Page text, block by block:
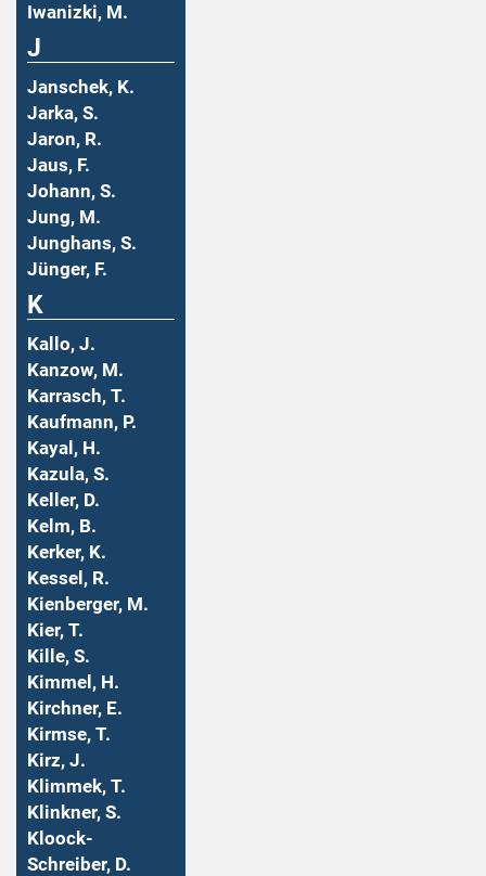
Iwanizki, M.
J
Janschek, K.
Jarka, S.
Jaron, R.
Jaus, F.
Johann, S.
Jung, M.
Junghans, S.
Jünger, F.
K
Kallo, J.
Kanzow, M.
Karrasch, T.
Kaufmann, P.
Kayal, H.
Kazula, S.
Keller, D.
Kelm, B.
Kerker, K.
Kessel, R.
Kienberger, M.
Kier, T.
Kille, S.
Kimmel, H.
Kirchner, E.
Kirmse, T.
Kirz, J.
Klimmek, T.
Klinkner, S.
Kloock-
Schreiber, D.